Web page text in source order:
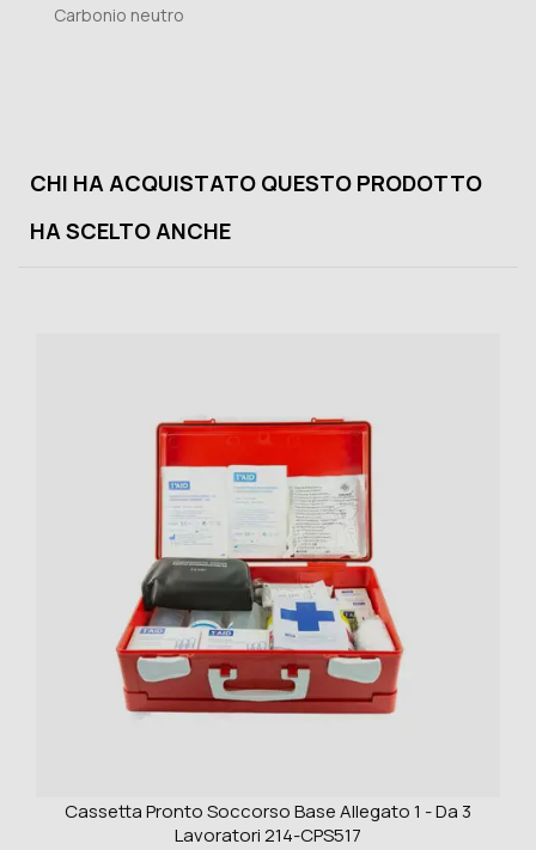
Carbonio neutro
CHI HA ACQUISTATO QUESTO PRODOTTO
HA SCELTO ANCHE
Cassetta Pronto Soccorso Base Allegato 1 - Da 3
Lavoratori 214-CPS517